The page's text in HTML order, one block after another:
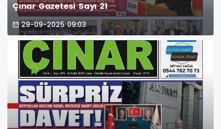
Çınar Gazetesi Sayı 21
29-09-2025 09:03